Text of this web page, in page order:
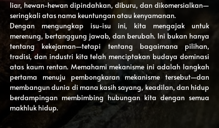
liar, hewan-hewan dipindahkan, diburu, dan dikomersialkan—
seringkali atas nama keuntungan atau kenyamanan.
Dengan mengungkap isu-isu ini, kita mengajak untuk
merenung, bertanggung jawab, dan berubah. Ini bukan hanya
tentang kekejaman—tetapi tentang bagaimana pilihan,
tradisi, dan industri kita telah menciptakan budaya dominasi
atas kaum rentan. Memahami mekanisme ini adalah langkah
pertama menuju pembongkaran mekanisme tersebut—dan
membangun dunia di mana kasih sayang, keadilan, dan hidup
berdampingan membimbing hubungan kita dengan semua
makhluk hidup.